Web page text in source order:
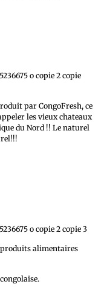
par CongoFresh, ce
les vieux chateaux
du Nord !! Le naturel
alimentaires